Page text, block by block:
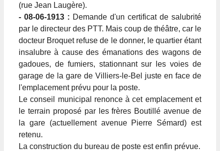
(rue Jean Laugère).
- 08-06-1913 : Demande d'un certificat de salubrité
par le directeur des PTT. Mais coup de théâtre, car le
docteur Broquet refuse de le donner, le quartier étant
insalubre à cause des émanations des wagons de
gadoues, de fumiers, stationnant sur les voies de
garage de la gare de Villiers-le-Bel juste en face de
l'emplacement prévu pour la poste.
Le conseil municipal renonce à cet emplacement et
le terrain proposé par les frères Boutillé avenue de
la gare (actuellement avenue Pierre Sémard) est
retenu.
La construction du bureau de poste est enfin prévue.